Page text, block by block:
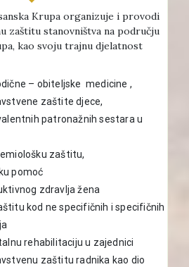
Krupa organizuje i provodi
zaštitu stanovništva na području
kao svoju trajnu djelatnost
– obiteljske medicine ,
zaštite djece,
patronažnih sestara u
zaštitu,
pomoć
zdravlja žena
kod ne specifičnih i specifičnih
rehabilitaciju u zajednici
zaštitu radnika kao dio